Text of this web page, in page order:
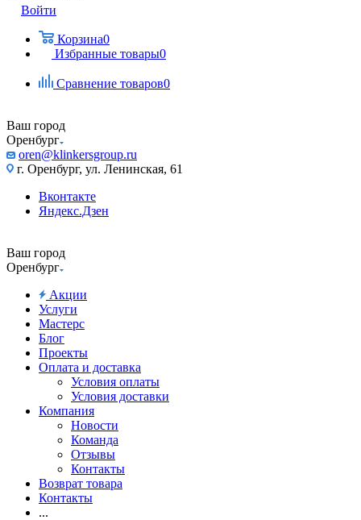
Войти
Корзина0
Избранные товары0
Сравнение товаров0
Ваш город
Оренбург
oren@klinkersgroup.ru
г. Оренбург, ул. Ленинская, 61
Вконтакте
Яндекс.Дзен
Ваш город
Оренбург
Акции
Услуги
Мастерс
Блог
Проекты
Оплата и доставка
Условия оплаты
Условия доставки
Компания
Новости
Команда
Отзывы
Контакты
Возврат товара
Контакты
...